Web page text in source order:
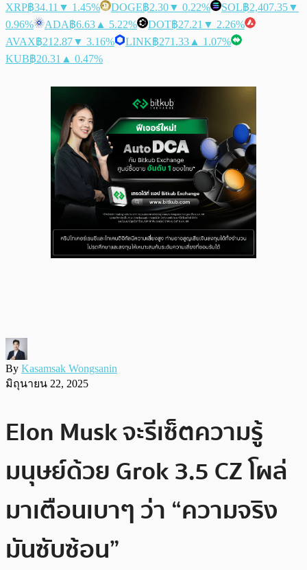
XRP฿34.11 ▼ 1.45% DOGE฿2.30▼ 0.22% SOL฿2,407.35▼
0.96%
ADA฿6.63 ▲ 5.22% DOT฿27.21 ▼ 2.26%
AVAX฿212.87▼ 3.16% LINK฿271.33 ▲ 1.07%
KUB฿20.31 ▲ 0.47%
By Kasamsak Wongsanin
มิถุนายน 22, 2025
Elon Musk จะรีเซ็ตความรู้
มนุษย์ด้วย Grok 3.5 CZ โผล่
มาเตือนเบาๆ ว่า “ความจริง
มันซับซ้อน”